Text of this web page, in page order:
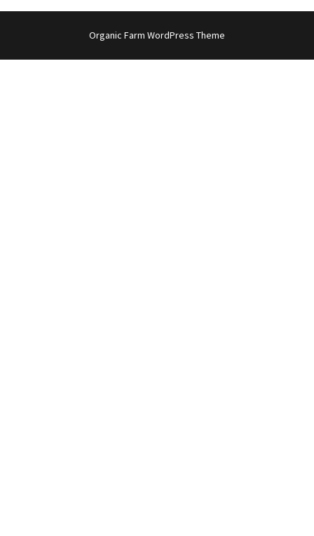
Organic Farm WordPress Theme